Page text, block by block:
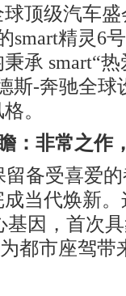
顶级汽车盛
smart精灵6
承 smart“
斯-奔驰全球
。
：非常之作
留备受喜爱
当代焕新
基因，首次
都市座驾带